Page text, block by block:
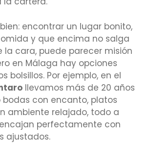
encontrar un lugar bonito,
y que encima no salga
la cara, puede parecer misión
en Málaga hay opciones
bolsillos. Por ejemplo, en el
llevamos más de 20 años
bodas con encanto, platos
ambiente relajado, todo a
perfectamente con
ajustados.